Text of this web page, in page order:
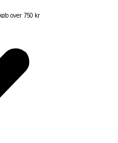
over 750 kr